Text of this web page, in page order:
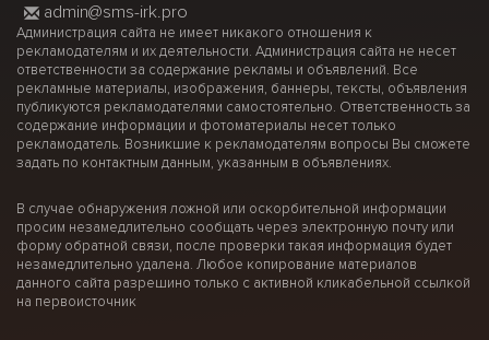
admin@sms-irk.pro
Администрация сайта не имеет никакого отношения к
рекламодателям и их деятельности. Администрация сайта не несет
ответственности за содержание рекламы и объявлений. Все
рекламные материалы, изображения, баннеры, тексты, объявления
публикуются рекламодателями самостоятельно. Ответственность за
содержание информации и фотоматериалы несет только
рекламодатель. Возникшие к рекламодателям вопросы Вы сможете
задать по контактным данным, указанным в объявлениях.
В случае обнаружения ложной или оскорбительной информации
просим незамедлительно сообщать через электронную почту или
форму обратной связи, после проверки такая информация будет
незамедлительно удалена. Любое копирование материалов
данного сайта разрешино только с активной кликабельной ссылкой
на первоисточник